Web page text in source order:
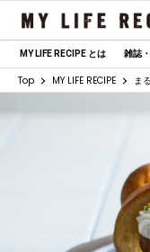
MY LIFE RECIPE とは 雑誌
Top MY LIFE RECIPE ま